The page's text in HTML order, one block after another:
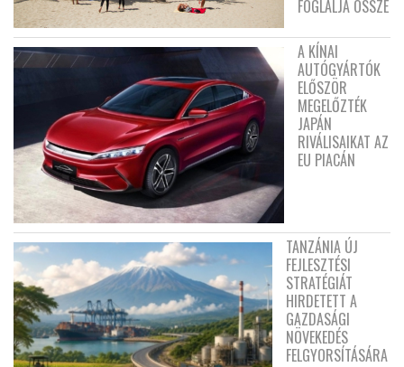
FOGLALJA ÖSSZE
A KÍNAI
AUTÓGYÁRTÓK
ELŐSZÖR
MEGELŐZTÉK
JAPÁN
RIVÁLISAIKAT AZ
EU PIACÁN
TANZÁNIA ÚJ
FEJLESZTÉSI
STRATÉGIÁT
HIRDETETT A
GAZDASÁGI
NÖVEKEDÉS
FELGYORSÍTÁSÁRA